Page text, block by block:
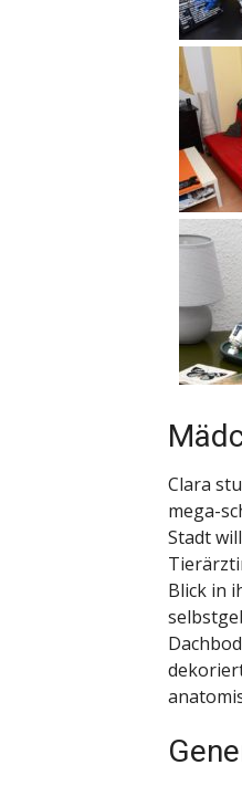
Clara
mega-
Stadt
Blick in